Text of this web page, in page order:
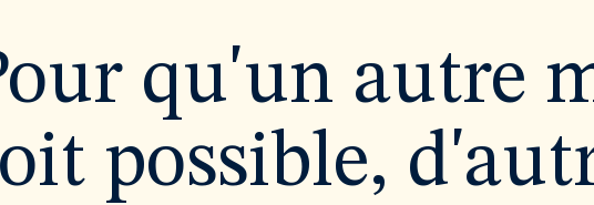
qu'un autre
possible,